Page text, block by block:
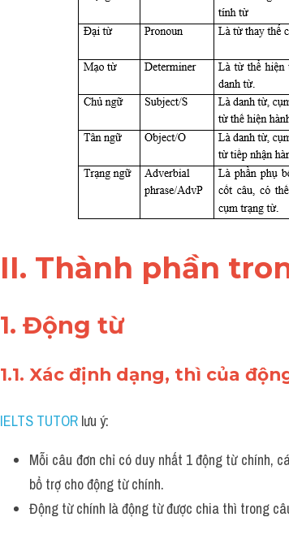
II. Thành phần
1. Động từ
1.1. Xác định dạng, thì của
IELTS TUTOR lưu ý:
Mỗi câu đơn chỉ có duy nhất 1 động từ chính,
bổ trợ cho động từ chính.
Động từ chính là động từ được chia thì trong